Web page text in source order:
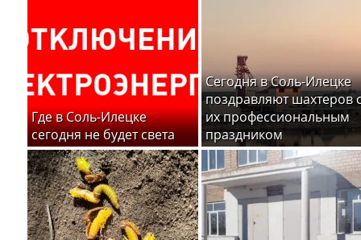
Где в Соль-Илецке
сегодня не будет света
Сегодня в Соль-Илецке
поздравляют шахтеров
их профессиональным
праздником